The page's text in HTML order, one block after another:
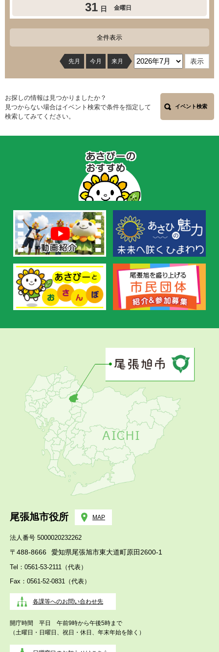
31 日 金曜日
全件表示
先月 今月 来月
お探しの情報は見つかりましたか？
見つからない場合はイベント検索で条件を指定して
検索してみてください。
イベント検索
の
お
す
め
尾張旭市役所 MAP
法人番号 5000020232262
〒488-8666 愛知県尾張旭市東大道町原田2600-1
Tel：0561-53-2111（代表）
Fax：0561-52-0831（代表）
各課等へのお問い合わせ先
開庁時間 平日 午前9時から午後5時まで
（土曜日・日曜日、祝日・休日、年末年始を除く）